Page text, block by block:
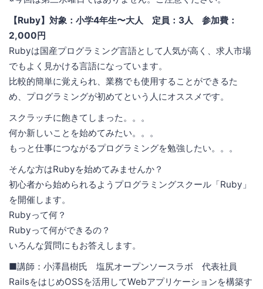
【Ruby】対象：小学4年生〜大人 定員：3人 参加費：
2,000円
Rubyは国産プログラミング言語として人気が高く、求人市場
でもよく見かける言語になっています。
比較的簡単に覚えられ、業務でも使用することができるた
め、プログラミングが初めてという人にオススメです。
スクラッチに飽きてしまった。。。
何か新しいことを始めてみたい。。。
もっと仕事につながるプログラミングを勉強したい。。。
そんな方はRubyを始めてみませんか？
初心者から始められるようプログラミングスクール「Ruby」
を開催します。
Rubyって何？
Rubyって何ができるの？
いろんな質問にもお答えします。
■講師：小澤昌樹氏 塩尻オープンソースラボ 代表社員
RailsをはじめOSSを活用してWebアプリケーションを構築す